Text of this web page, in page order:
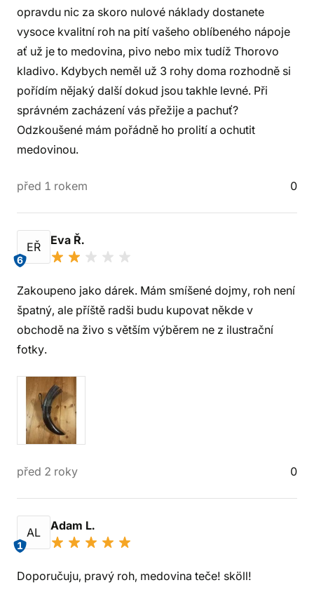
opravdu nic za skoro nulové náklady dostanete
vysoce kvalitní roh na pití vašeho oblíbeného nápoje
ať už je to medovina, pivo nebo mix tudíž Thorovo
kladivo. Kdybych neměl už 3 rohy doma rozhodně si
pořídím nějaký další dokud jsou takhle levné. Při
správném zacházení vás přežije a pachuť?
Odzkoušené mám pořádně ho prolití a ochutit
medovinou.
před 1 rokem 0
EŘ
6
Eva Ř.
Zakoupeno jako dárek. Mám smíšené dojmy, roh není
špatný, ale příště radši budu kupovat někde v
obchodě na živo s větším výběrem ne z ilustrační
fotky.
před 2 roky 0
AL
1
Adam L.
Doporučuju, pravý roh, medovina teče! sköll!